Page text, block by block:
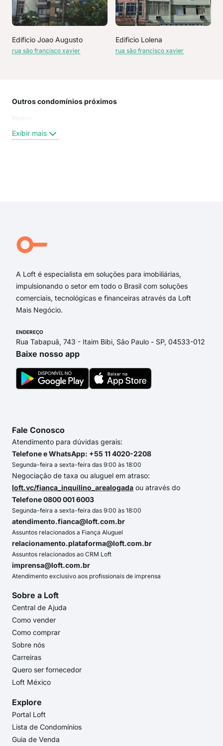
Edificio Joao Augusto
rua são francisco xavier
Edificio Lolena
rua são francisco xavier
Outros condomínios próximos
Regina
Exibir mais
A Loft é especialista em soluções para imobiliárias,
impulsionando o setor em todo o Brasil com soluções
comerciais, tecnológicas e financeiras através da Loft
Mais Negócio.
ENDEREÇO
Rua Tabapuã, 743 - Itaim Bibi, São Paulo - SP, 04533-012
Baixe nosso app
Fale Conosco
Atendimento para dúvidas gerais:
Telefone e WhatsApp: +55 11 4020-2208
Segunda-feira a sexta-feira das 9:00 às 18:00
Negociação de taxa ou aluguel em atraso:
loft.vc/fianca_inquilino_arealogada ou através do
Telefone 0800 001 6003
Segunda-feira a sexta-feira das 9:00 às 18:00
atendimento.fianca@loft.com.br
Assuntos relacionados a Fiança Aluguel
relacionamento.plataforma@loft.com.br
Assuntos relacionados ao CRM Loft
imprensa@loft.com.br
Atendimento exclusivo aos profissionais de imprensa
Sobre a Loft
Central de Ajuda
Como vender
Como comprar
Sobre nós
Carreiras
Quero ser fornecedor
Loft México
Explore
Portal Loft
Lista de Condomínios
Guia de Venda